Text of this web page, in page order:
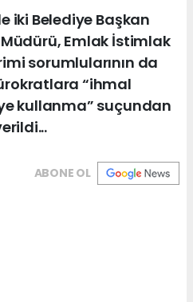
iki Belediye Başkan
Müdürü, Emlak İstimlak
sorumlularının da
“ihmal
kullanma” suçundan
ABONE OL